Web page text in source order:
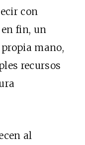
con
fin, un
mano,
recursos
al